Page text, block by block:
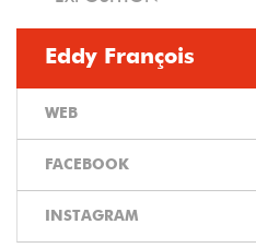
Eddy François
WEB
FACEBOOK
INSTAGRAM